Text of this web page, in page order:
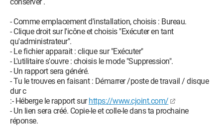
- Comme emplacement d'installation, choisis : Bureau.
- Clique droit sur l'icône et choisis "Exécuter en tant
qu'administrateur".
- Le fichier apparait : clique sur "Exécuter"
- L'utilitaire s'ouvre : choisis le mode "Suppression".
- Un rapport sera généré.
- Tu le trouves en faisant : Démarrer /poste de travail / disque
dur c
:- Héberge le rapport surhttps://www.cjoint.com/
- Un lien sera créé. Copie-le et colle-le dans ta prochaine
réponse.